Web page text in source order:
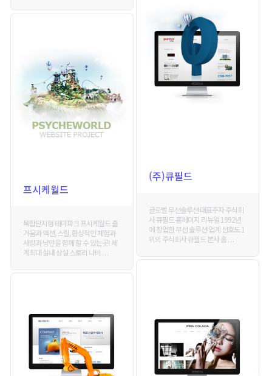
(주)큐필드
글로벌 무선솔루션 대표주자 주식회
사 큐필드 홈페이지 리뉴얼 1992년
에 창업한 무선 솔루션 업계 선호도 1
위의 주식회사 큐필드 본사 홈 . . .
프시케월드
복합단지형 테마파크 프시케월드 즐
거움과 액션, 스릴, 환상적인 체험과
사랑과 낭만을 함께 할 수 있는곳! 세
계최대 실내 상설 스토리 나비 . . .